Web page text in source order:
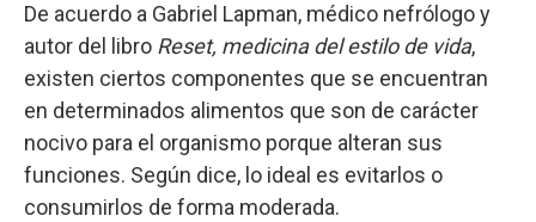
De acuerdo a Gabriel Lapman, médico nefrólogo y
autor del libro Reset, medicina del estilo de vida,
existen ciertos componentes que se encuentran
en determinados alimentos que son de carácter
nocivo para el organismo porque alteran sus
funciones. Según dice, lo ideal es evitarlos o
consumirlos de forma moderada.